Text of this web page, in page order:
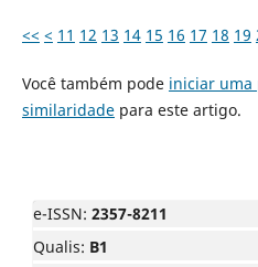
<< < 11 12 13 14 15 16 17 18 19
Você também pode iniciar uma
similaridadepara este artigo.
e-ISSN: 2357-8211
Qualis: B1